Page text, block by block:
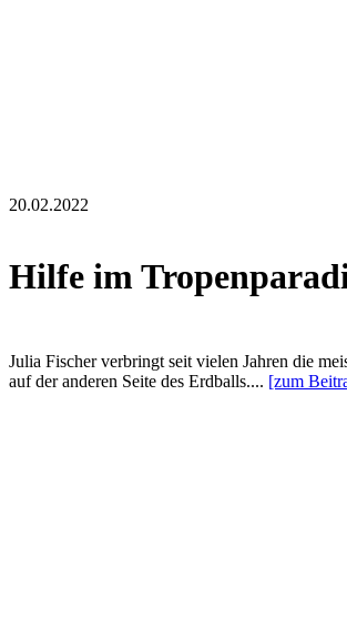
20.02.2022
Hilfe im
Julia Fischer verbringt seit vielen Jahren die
auf der anderen Seite des Erdballs.... [zum